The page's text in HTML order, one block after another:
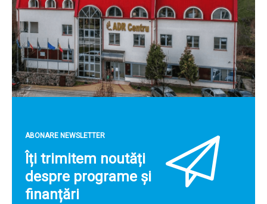
ABONARE NEWSLETTER
Îți trimitem noutăți
despre programe și
finanțări